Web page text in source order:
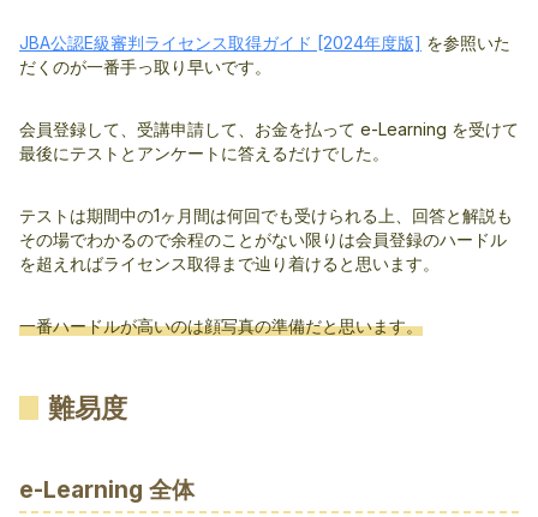
JBA公認E級審判ライセンス取得ガイド [2024年度版] を参照いた
だくのが一番手っ取り早いです。
会員登録して、受講申請して、お金を払って e-Learning を受けて
最後にテストとアンケートに答えるだけでした。
テストは期間中の1ヶ月間は何回でも受けられる上、回答と解説も
その場でわかるので余程のことがない限りは会員登録のハードル
を超えればライセンス取得まで辿り着けると思います。
一番ハードルが高いのは顔写真の準備だと思います。
難易度
e-Learning 全体